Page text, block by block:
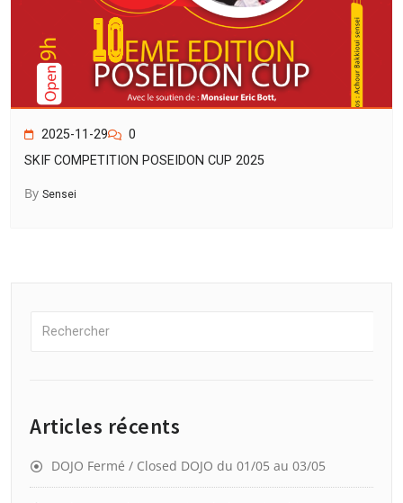
2025-11-29
0
SKIF COMPETITION POSEIDON CUP 2025
By Sensei
Articles récents
DOJO Fermé / Closed DOJO du 01/05 au 03/05